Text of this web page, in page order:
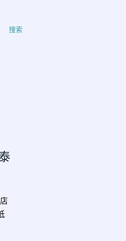
搜索